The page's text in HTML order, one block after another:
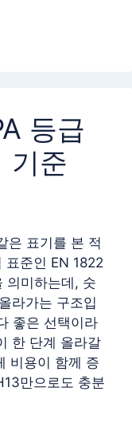
등급
기준
은 표기를 본 적
표준인 EN 1822
의미하는데, 숫
라가는 구조입
좋은 선택이라
한 단계 올라갈
비용이 함께 증
만으로도 충분